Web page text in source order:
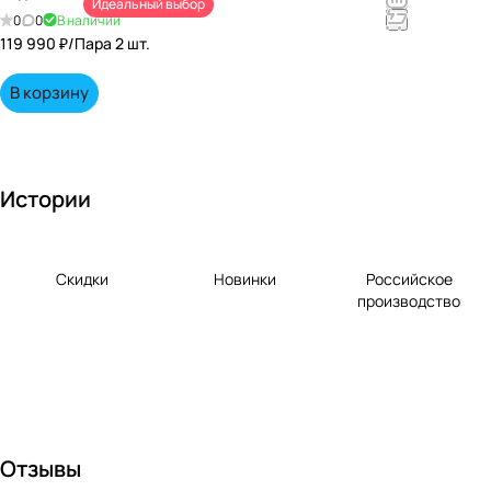
непревзойд
0 0 В наличии
Идеальный выбор
119 990 ₽/Пара 2 шт.
В корзину
Истории
Скидки Новинки
Российское
производство
Отзывы